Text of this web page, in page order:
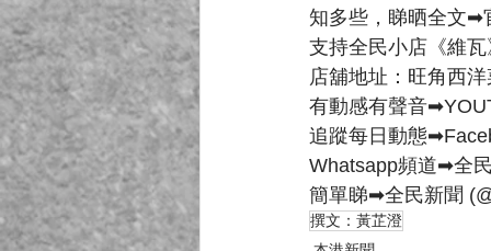
知多些，睇晒全文➡
支持全民小店《維瓦
店舖地址：旺角西
有動感有聲音
追蹤每日動態
Whatsapp頻道➡全
簡單睇➡全民新聞
撰文：黃芷澄